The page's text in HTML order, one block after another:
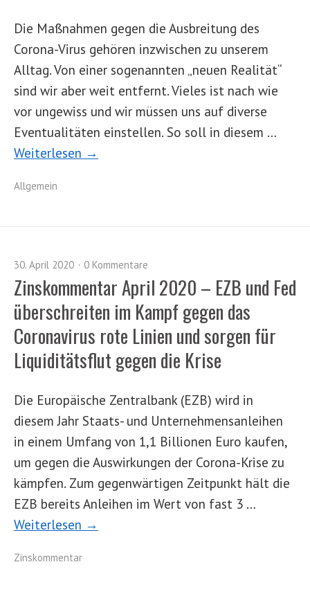
Die Maßnahmen gegen die Ausbreitung des
Corona-Virus gehören inzwischen zu unserem
Alltag. Von einer sogenannten „neuen Realität“
sind wir aber weit entfernt. Vieles ist nach wie
vor ungewiss und wir müssen uns auf diverse
Eventualitäten einstellen. So soll in diesem …
Weiterlesen →
Allgemein
30. April 2020 0 Kommentare
Zinskommentar April 2020 – EZB und Fed
überschreiten im Kampf gegen das
Coronavirus rote Linien und sorgen für
Liquiditätsflut gegen die Krise
Die Europäische Zentralbank (EZB) wird in
diesem Jahr Staats- und Unternehmensanleihen
in einem Umfang von 1,1 Billionen Euro kaufen,
um gegen die Auswirkungen der Corona-Krise zu
kämpfen. Zum gegenwärtigen Zeitpunkt hält die
EZB bereits Anleihen im Wert von fast 3 …
Weiterlesen →
Zinskommentar